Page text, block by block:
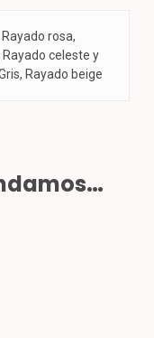
rosa,
Rayado celeste y
Rayado beige